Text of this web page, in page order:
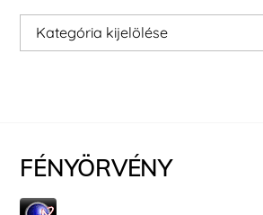
Kategóriák
FÉNYÖRVÉNY